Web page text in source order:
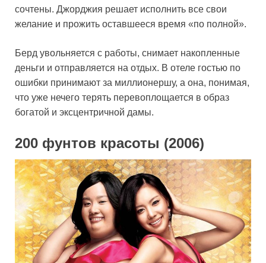
сочтены. Джорджия решает исполнить все свои
желание и прожить оставшееся время «по полной».
Берд увольняется с работы, снимает накопленные
деньги и отправляется на отдых. В отеле гостью по
ошибки принимают за миллионершу, а она, понимая,
что уже нечего терять перевоплощается в образ
богатой и эксцентричной дамы.
200 фунтов красоты (2006)